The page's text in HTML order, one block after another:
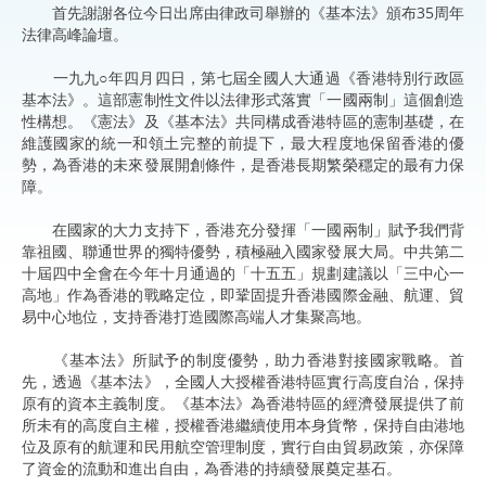
首先謝謝各位今日出席由律政司舉辦的《基本法》頒布35周年
法律高峰論壇。
一九九○年四月四日，第七屆全國人大通過《香港特別行政區
基本法》。這部憲制性文件以法律形式落實「一國兩制」這個創造
性構想。《憲法》及《基本法》共同構成香港特區的憲制基礎，在
維護國家的統一和領土完整的前提下，最大程度地保留香港的優
勢，為香港的未來發展開創條件，是香港長期繁榮穩定的最有力保
障。
在國家的大力支持下，香港充分發揮「一國兩制」賦予我們背
靠祖國、聯通世界的獨特優勢，積極融入國家發展大局。中共第二
十屆四中全會在今年十月通過的「十五五」規劃建議以「三中心一
高地」作為香港的戰略定位，即鞏固提升香港國際金融、航運、貿
易中心地位，支持香港打造國際高端人才集聚高地。
《基本法》所賦予的制度優勢，助力香港對接國家戰略。首
先，透過《基本法》，全國人大授權香港特區實行高度自治，保持
原有的資本主義制度。《基本法》為香港特區的經濟發展提供了前
所未有的高度自主權，授權香港繼續使用本身貨幣，保持自由港地
位及原有的航運和民用航空管理制度，實行自由貿易政策，亦保障
了資金的流動和進出自由，為香港的持續發展奠定基石。